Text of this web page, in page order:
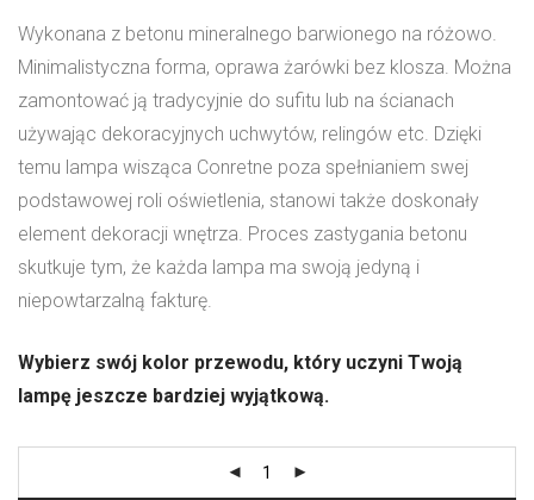
Wykonana z betonu mineralnego barwionego na różowo.
Minimalistyczna forma, oprawa żarówki bez klosza. Można
zamontować ją tradycyjnie do sufitu lub na ścianach
używając dekoracyjnych uchwytów, relingów etc. Dzięki
temu lampa wisząca Conretne poza spełnianiem swej
podstawowej roli oświetlenia, stanowi także doskonały
element dekoracji wnętrza. Proces zastygania betonu
skutkuje tym, że każda lampa ma swoją jedyną i
niepowtarzalną fakturę.
Wybierz swój kolor przewodu, który uczyni Twoją
lampę jeszcze bardziej wyjątkową.